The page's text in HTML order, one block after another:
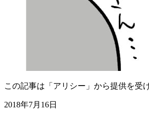
この記事は「アリシー」から提供を受
2018年7月16日